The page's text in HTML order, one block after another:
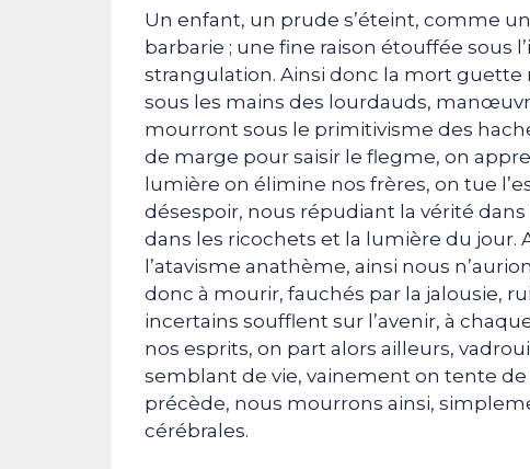
Un enfant, un prude s’éteint, comme
barbarie ; une fine raison étouffée sous
strangulation. Ainsi donc la mort guette
sous les mains des lourdauds,
mourront sous le primitivisme des
de marge pour saisir le flegme, on
lumière on élimine nos frères, on tue
désespoir, nous répudiant la vérité
dans les ricochets et la lumière du jour.
l’atavisme anathème, ainsi nous
donc à mourir, fauchés par la jalousie,
incertains soufflent sur l’avenir, à
nos esprits, on part alors ailleurs,
semblant de vie, vainement on tente
précède, nous mourrons ainsi,
cérébrales.